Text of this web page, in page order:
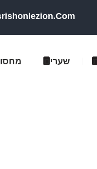
שערים